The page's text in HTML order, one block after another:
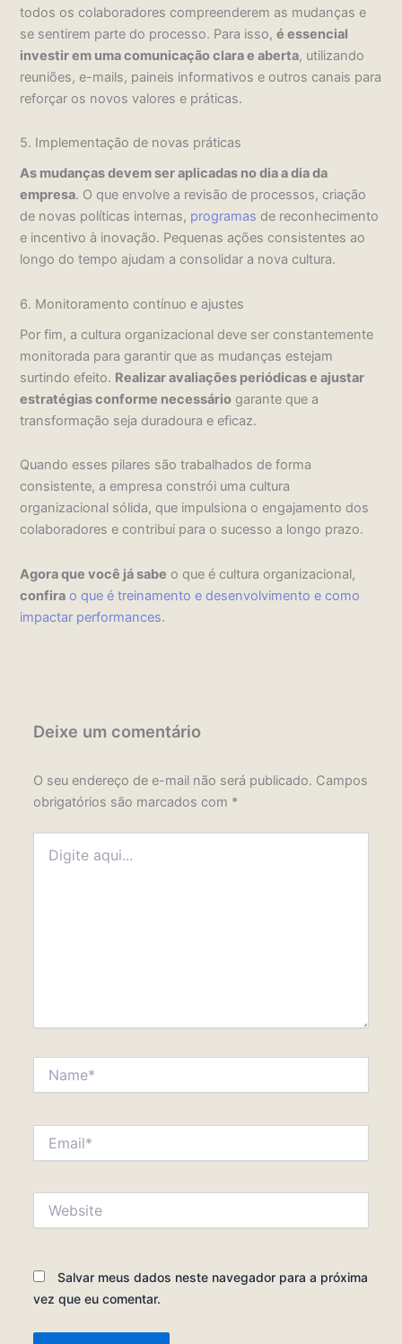
todos os colaboradores compreenderem as mudanças e
se sentirem parte do processo. Para isso,é essencial
investir em uma comunicação clara e aberta, utilizando
reuniões, e-mails, paineis informativos e outros canais para
reforçar os novos valores e práticas.
5. Implementação de novas práticas
As mudanças devem ser aplicadas no dia a dia da
empresa. O que envolve a revisão de processos, criação
de novas políticas internas, programas de reconhecimento
e incentivo à inovação. Pequenas ações consistentes ao
longo do tempo ajudam a consolidar a nova cultura.
6. Monitoramento contínuo e ajustes
Por fim, a cultura organizacional deve ser constantemente
monitorada para garantir que as mudanças estejam
surtindo efeito. Realizar avaliações periódicas e ajustar
estratégias conforme necessário garante que a
transformação seja duradoura e eficaz.
Quando esses pilares são trabalhados de forma
consistente, a empresa constrói uma cultura
organizacional sólida, que impulsiona o engajamento dos
colaboradores e contribui para o sucesso a longo prazo.
Agora que você já sabe o que é cultura organizacional,
confira o que é treinamento e desenvolvimento e como
impactar performances.
Deixe um comentário
O seu endereço de e-mail não será publicado. Campos
obrigatórios são marcados com *
aqui...
Salvar meus dados neste navegador para a próxima
vez que eu comentar.